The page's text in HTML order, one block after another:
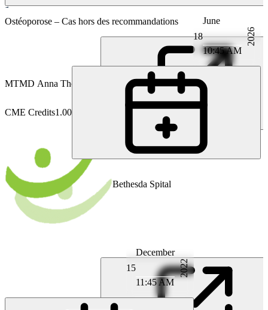
Endocrinologie
18
June
10:45 AM
2026
CME Credits1.00
Ostéoporose – Cas hors des recommandations
MTMD Anna Thoma
Bethesda Spital
15
December
11:45 AM
2022
MD Anna Thoma